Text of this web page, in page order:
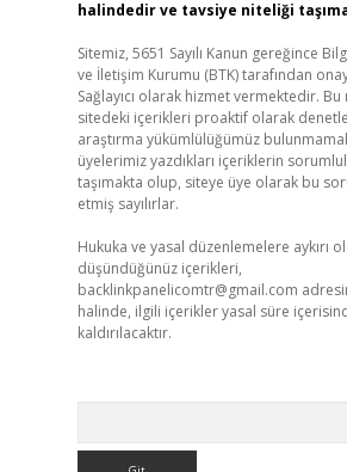
halindedir ve tavsiye niteliği
Sitemiz, 5651 Sayılı Kanun gereğince
ve İletişim Kurumu (BTK) tarafından
Sağlayıcı olarak hizmet vermektedir. Bu
sitedeki içerikleri proaktif olarak
araştırma yükümlülüğümüz
üyelerimiz yazdıkları içeriklerin
taşımakta olup, siteye üye olarak bu
etmiş sayılırlar.
Hukuka ve yasal düzenlemelere aykırı
düşündüğünüz içerikleri,
backlinkpanelicomtr@gmail.com
halinde, ilgili içerikler yasal süre
kaldırılacaktır.